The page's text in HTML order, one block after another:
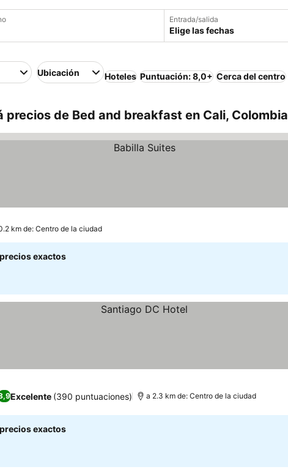
Entrada/salida
Elige las fechas
Ubicación Hoteles Puntuación: 8,0+ Cerca del centro
precios de Bed and breakfast en Cali, Colombia
km de: Centro de la ciudad
exactos
Excelente (390 puntuaciones) a 2.3 km de: Centro de la ciudad
exactos